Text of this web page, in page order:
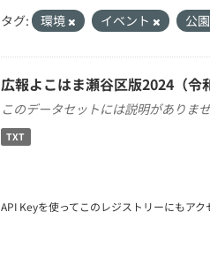
タグ: 環境 イベント 公園
広報よこはま瀬谷区版2024（令
このデータセットには説明がありま
TXT
API Keyを使ってこのレジストリーにもアク